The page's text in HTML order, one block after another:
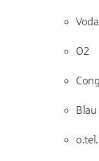
O2
Blau